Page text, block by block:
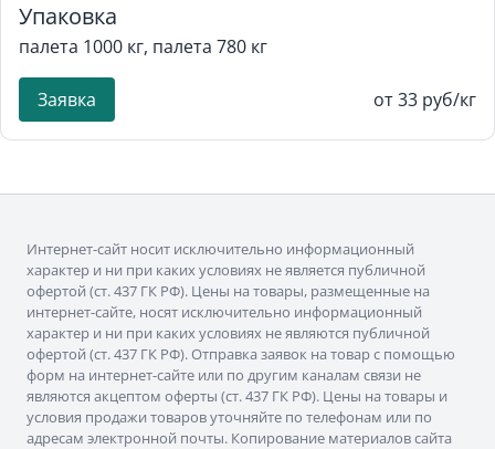
Упаковка
палета 1000 кг, палета 780 кг
Заявка от 33 руб/кг
Интернет-сайт носит исключительно информационный
характер и ни при каких условиях не является публичной
офертой (ст. 437 ГК РФ). Цены на товары, размещенные на
интернет-сайте, носят исключительно информационный
характер и ни при каких условиях не являются публичной
офертой (ст. 437 ГК РФ). Отправка заявок на товар с помощью
форм на интернет-сайте или по другим каналам связи не
являются акцептом оферты (ст. 437 ГК РФ). Цены на товары и
условия продажи товаров уточняйте по телефонам или по
адресам электронной почты. Копирование материалов сайта